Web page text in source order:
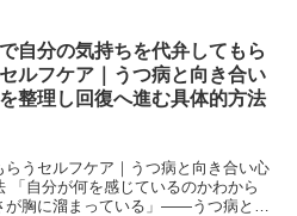
自分の気持ちを代弁してもら
ルフケア｜うつ病と向き合い
整理し回復へ進む具体的方法
うセルフケア｜うつ病と向き合い心
「自分が何を感じているのかわから
が胸に溜まっている」――うつ病と向